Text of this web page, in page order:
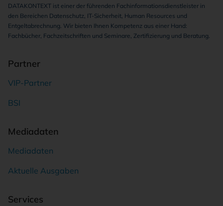
DATAKONTEXT ist einer der führenden Fachinformationsdienstleister in
den Bereichen Datenschutz, IT-Sicherheit, Human Resources und
Entgeltabrechnung. Wir bieten Ihnen Kompetenz aus einer Hand:
Fachbücher, Fachzeitschriften und Seminare, Zertifizierung und Beratung.
Partner
VIP-Partner
BSI
Mediadaten
Mediadaten
Aktuelle Ausgaben
Services